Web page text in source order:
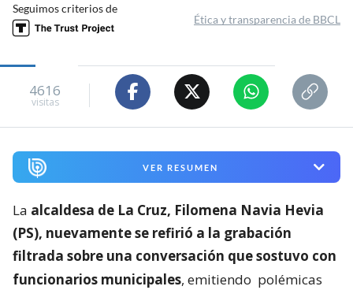
Seguimos criterios de
Ética y transparencia de BBCL
4616
visitas
VER RESUMEN
La alcaldesa de La Cruz, Filomena Navia Hevia
(PS), nuevamente se refirió a la grabación
filtrada sobre una conversación que sostuvo con
funcionarios municipales, emitiendo polémicas